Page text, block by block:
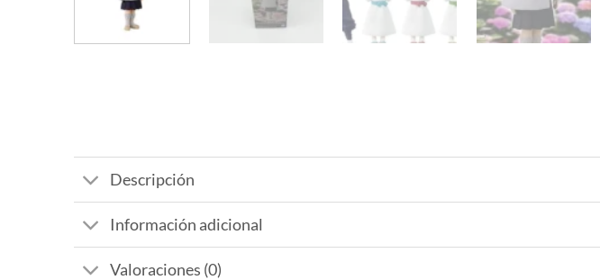
Descripción
Información adicional
Valoraciones (0)